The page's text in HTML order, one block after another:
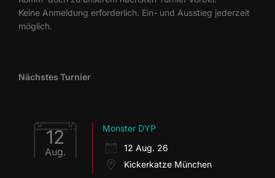
Keine Anmeldung erforderlich. Ein- und Ausstieg jederzeit
möglich.
Nächstes Turnier
12
Aug.
Monster DYP
12 Aug. 26
Kickerkatze München